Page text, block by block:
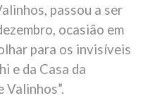
passou a ser
ocasião em
para os invisíveis
e da Casa da
Valinhos”.